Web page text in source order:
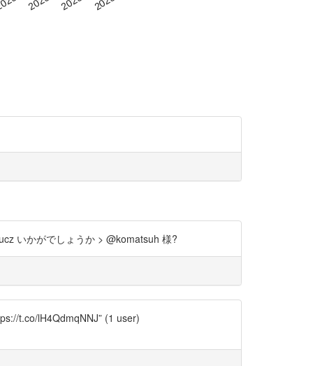
いかがでしょうか > @komatsuh 様?
t.co/lH4QdmqNNJ” (1 user)